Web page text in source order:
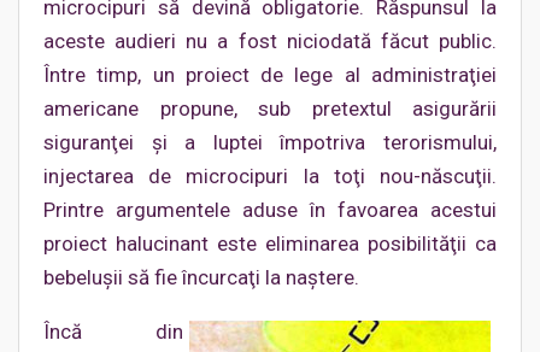
microcipuri să devină obligatorie. Răspunsul la
aceste audieri nu a fost niciodată făcut public.
Între timp, un proiect de lege al administraţiei
americane propune, sub pretextul asigurării
siguranţei şi a luptei împotriva terorismului,
injectarea de microcipuri la toţi nou-născuţii.
Printre argumentele aduse în favoarea acestui
proiect halucinant este eliminarea posibilităţii ca
bebeluşii să fie încurcaţi la naştere.
Încă din